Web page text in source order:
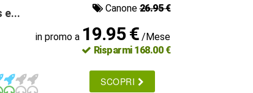
e... Canone26.95 €
in promo a 19.95 € /Mese
Risparmi 168.00 €
SCOPRI